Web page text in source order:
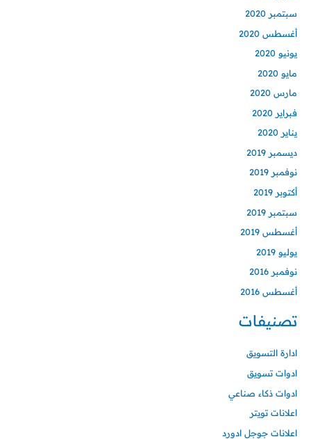
سبتمبر 2020
أغسطس 2020
يونيو 2020
مايو 2020
مارس 2020
فبراير 2020
يناير 2020
ديسمبر 2019
نوفمبر 2019
أكتوبر 2019
سبتمبر 2019
أغسطس 2019
يوليو 2019
نوفمبر 2016
أغسطس 2016
تصنيفات
ادارة التسويق
ادوات تسويق
ادوات ذكاء صناعي
اعلانات تويتر
اعلانات جوجل ادورد